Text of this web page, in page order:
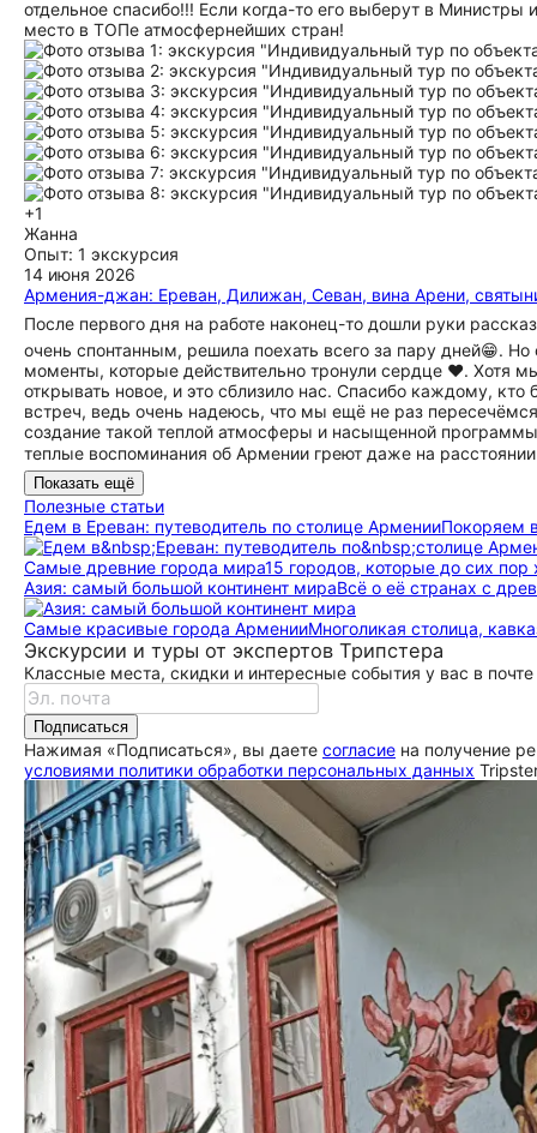
отдельное спасибо!!! Если когда-то его выберут в
место в ТОПе атмосфернейших стран!
+1
Жанна
Опыт: 1 экскурсия
14 июня 2026
Армения-джан: Ереван, Дилижан, Севан, вина Арени,
После первого дня на работе наконец-то дошли руки
очень спонтанным, решила поехать всего за пару дней😁.
моменты, которые действительно тронули сердце ♥️. Хотя
открывать новое, и это сблизило нас. Спасибо каждому,
встреч, ведь очень надеюсь, что мы ещё не раз
создание такой теплой атмосферы и насыщенной
теплые воспоминания об Армении греют даже на
Показать ещё
Полезные статьи
Едем в Ереван: путеводитель по столице АрменииПокоряем
Самые древние города мира15 городов, которые до сих
Азия: самый большой континент мираВсё о её странах с
Самые красивые города АрменииМноголикая столица,
Экскурсии и туры от экспертов Трипстера
Классные места, скидки и интересные события у вас в почте
Подписаться
Нажимая «Подписаться», вы даете согласие на получение
условиями политики обработки персональных данных